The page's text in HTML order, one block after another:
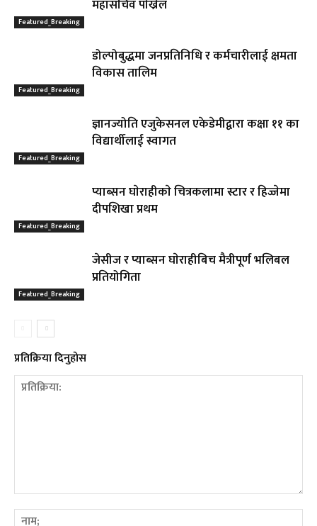
Featured_Breaking
महासचिव पाेख्रेल
Featured_Breaking
डोल्पोबुद्धमा जनप्रतिनिधि र कर्मचारीलाई क्षमता
विकास तालिम
Featured_Breaking
ज्ञानज्योति एजुकेसनल एकेडेमीद्वारा कक्षा ११ का
विद्यार्थीलाई स्वागत
Featured_Breaking
प्याब्सन घाेराहीकाे चित्रकलामा स्टार र हिज्जेमा
दीपशिखा प्रथम
Featured_Breaking
जेसीज र प्याब्सन घाेराहीबिच मैत्रीपूर्ण भलिबल
प्रतियोगिता
प्रतिक्रिया दिनुहोस